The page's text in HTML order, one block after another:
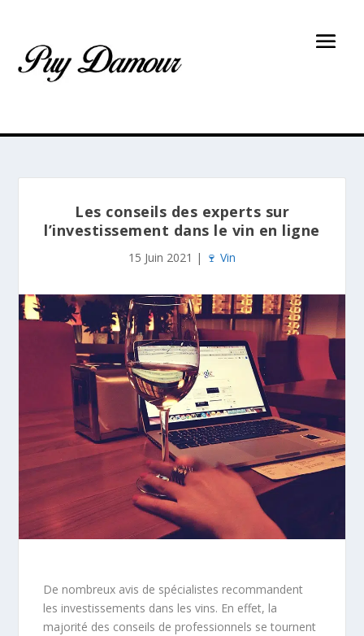
Les conseils des experts sur
l’investissement dans le vin en ligne
15 Juin 2021 | 🍷 Vin
De nombreux avis de spécialistes recommandent
les investissements dans les vins. En effet, la
majorité des conseils de professionnels se tournent